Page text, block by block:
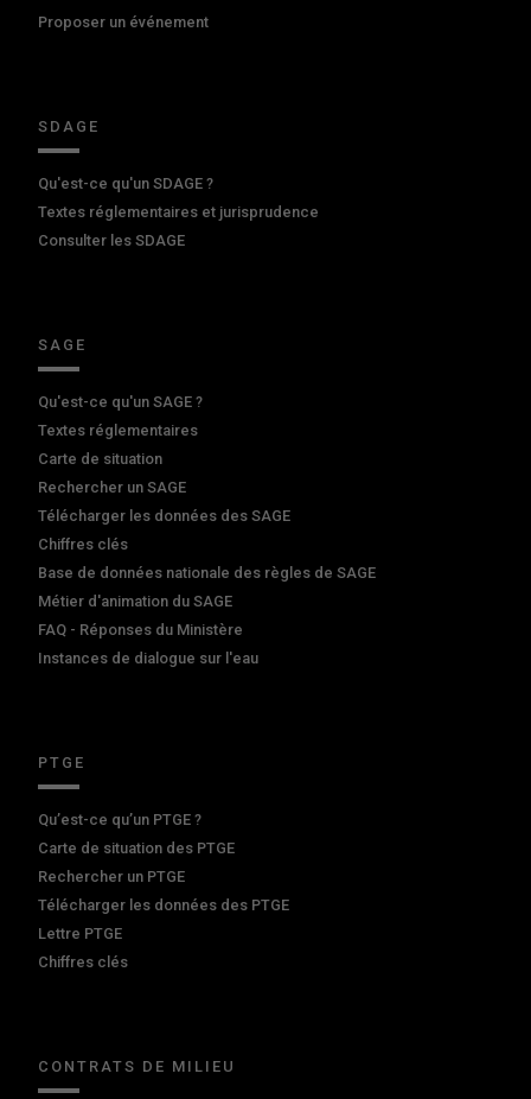
Proposer un événement
SDAGE
Qu'est-ce qu'un SDAGE ?
Textes réglementaires et jurisprudence
Consulter les SDAGE
SAGE
Qu'est-ce qu'un SAGE ?
Textes réglementaires
Carte de situation
Rechercher un SAGE
Télécharger les données des SAGE
Chiffres clés
Base de données nationale des règles de SAGE
Métier d'animation du SAGE
FAQ - Réponses du Ministère
Instances de dialogue sur l'eau
PTGE
Qu’est-ce qu’un PTGE ?
Carte de situation des PTGE
Rechercher un PTGE
Télécharger les données des PTGE
Lettre PTGE
Chiffres clés
CONTRATS DE MILIEU